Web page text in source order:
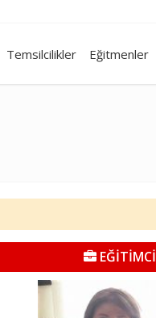
Temsilcilikler Eğitmenler
EĞİTİMCİ